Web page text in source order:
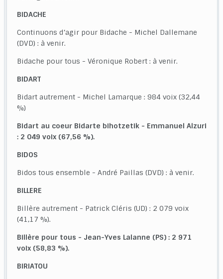
BIDACHE
Continuons d’agir pour Bidache - Michel Dallemane
(DVD) : à venir.
Bidache pour tous - Véronique Robert : à venir.
BIDART
Bidart autrement - Michel Lamarque : 984 voix (32,44
%)
Bidart au coeur Bidarte bihotzetik - Emmanuel Alzuri
: 2 049 voix (67,56 %).
BIDOS
Bidos tous ensemble - André Paillas (DVD) : à venir.
BILLERE
Billère autrement - Patrick Cléris (UD) : 2 079 voix
(41,17 %).
Billère pour tous - Jean-Yves Lalanne (PS) : 2 971
voix (58,83 %).
BIRIATOU